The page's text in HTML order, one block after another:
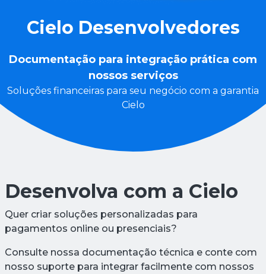
Cielo Desenvolvedores
Documentação para integração prática com
nossos serviços
Soluções financeiras para seu negócio com a garantia
Cielo
Desenvolva com a Cielo
Quer criar soluções personalizadas para
pagamentos online ou presenciais?
Consulte nossa documentação técnica e conte com
nosso suporte para integrar facilmente com nossos